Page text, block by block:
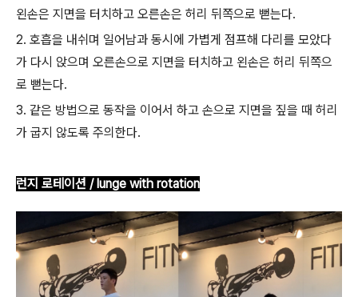
왼손은 지면을 터치하고 오른손은 허리 뒤쪽으로 뻗는다.
2. 호흡을 내쉬며 일어남과 동시에 가볍게 점프해 다리를 모았다
가 다시 앉으며 오른손으로 지면을 터치하고 왼손은 허리 뒤쪽으
로 뻗는다.
3. 같은 방법으로 동작을 이어서 하고 손으로 지면을 짚을 때 허리
가 굽지 않도록 주의한다.
런지 로테이션 / lunge with rotation